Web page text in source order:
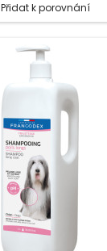
Přidat k porovnání